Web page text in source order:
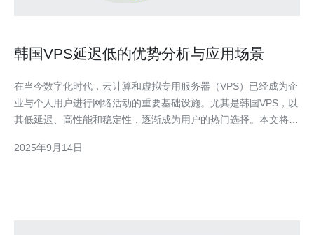
韩国VPS延迟低的优势分析与应用场景
在当今数字化时代，云计算和虚拟专用服务器（VPS）已经成为企
业与个人用户进行网络活动的重要基础设施。尤其是韩国VPS，以
其低延迟、高性能和稳定性，逐渐成为用户的热门选择。本文将深
我们来了解什么是VPS。VPS（Virtual Private Server）是一种虚
2025年9月14日